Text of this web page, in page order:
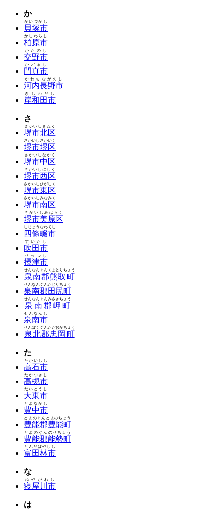
か
貝塚市
かいづかし
柏原市
かしわらし
交野市
かたのし
門真市
かどまし
河内長野市
かわちながのし
岸和田市
きしわだし
さ
堺市北区
さかいしきたく
堺市堺区
さかいしさかいく
堺市中区
さかいしなかく
堺市西区
さかいしにしく
堺市東区
さかいしひがしく
堺市南区
さかいしみなみく
堺市美原区
さかいしみはらく
四條畷市
しじょうなわてし
吹田市
すいたし
摂津市
せっつし
泉南郡熊取町
せんなんぐんくまとりちょう
泉南郡田尻町
せんなんぐんたじりちょう
泉南郡岬町
せんなんぐんみさきちょう
泉南市
せんなんし
泉北郡忠岡町
せんぼくぐんただおかちょう
た
高石市
たかいしし
高槻市
たかつきし
大東市
だいとうし
豊中市
とよなかし
豊能郡豊能町
とよのぐんとよのちょう
豊能郡能勢町
とよのぐんのせちょう
富田林市
とんだばやしし
な
寝屋川市
ねやがわし
は